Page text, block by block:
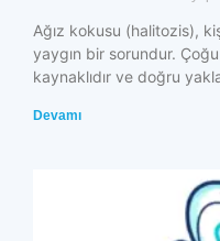
Ağız kokusu (halitozis),
yaygın bir sorundur.
kaynaklıdır ve doğru
Devamı